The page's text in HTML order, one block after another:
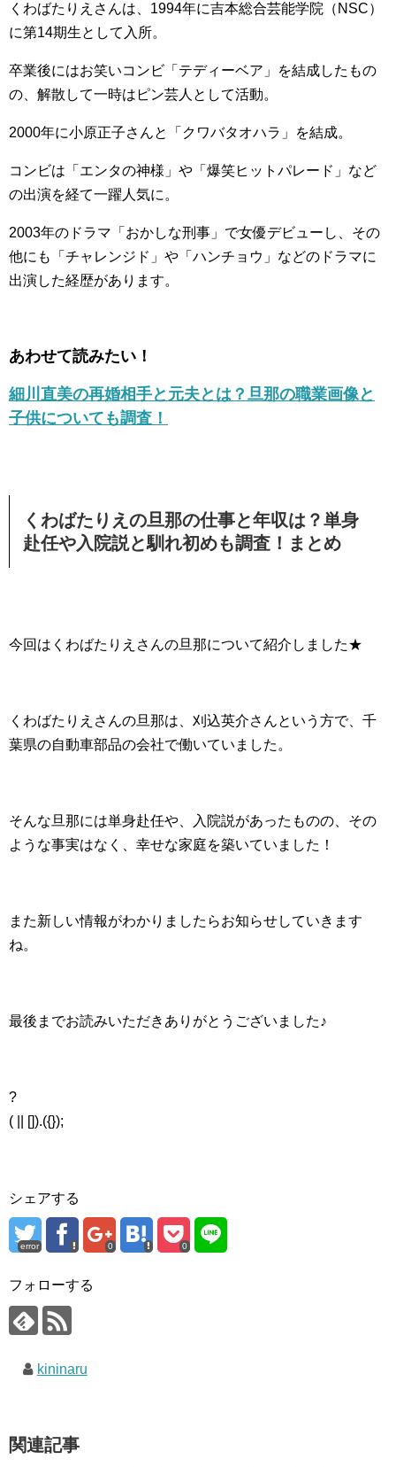
くわばたりえさんは、1994年に吉本総合芸能学院（NSC）
に第14期生として入所。
卒業後にはお笑いコンビ「テディーベア」を結成したもの
の、解散して一時はピン芸人として活動。
2000年に小原正子さんと「クワバタオハラ」を結成。
コンビは「エンタの神様」や「爆笑ヒットパレード」など
の出演を経て一躍人気に。
2003年のドラマ「おかしな刑事」で女優デビューし、その
他にも「チャレンジド」や「ハンチョウ」などのドラマに
出演した経歴があります。
あわせて読みたい！
細川直美の再婚相手と元夫とは？旦那の職業画像と
子供についても調査！
くわばたりえの旦那の仕事と年収は？単身
赴任や入院説と馴れ初めも調査！まとめ
今回はくわばたりえさんの旦那について紹介しました★
くわばたりえさんの旦那は、刈込英介さんという方で、千
葉県の自動車部品の会社で働いていました。
そんな旦那には単身赴任や、入院説があったものの、その
ような事実はなく、幸せな家庭を築いていました！
また新しい情報がわかりましたらお知らせしていきます
ね。
最後までお読みいただきありがとうございました♪
?
( || []).({});
シェアする
error 0 0
フォローする
kininaru
関連記事